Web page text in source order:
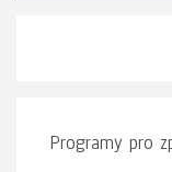
Programy pro